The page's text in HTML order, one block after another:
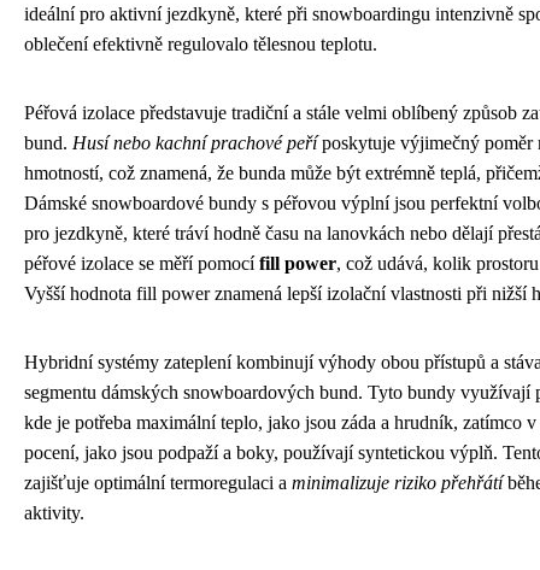
ideální pro aktivní jezdkyně, které při snowboardingu intenzivně
oblečení efektivně regulovalo tělesnou teplotu.
Péřová izolace představuje tradiční a stále velmi oblíbený způsob
bund. Husí nebo kachní prachové peříposkytuje výjimečný poměr
hmotností, což znamená, že bunda může být extrémně teplá,
Dámské snowboardové bundy s péřovou výplní jsou perfektní
pro jezdkyně, které tráví hodně času na lanovkách nebo dělají
péřové izolace se měří pomocífill power, což udává, kolik
Vyšší hodnota fill power znamená lepší izolační vlastnosti při nižší
Hybridní systémy zateplení kombinují výhody obou přístupů a
segmentu dámských snowboardových bund. Tyto bundy využívají
kde je potřeba maximální teplo, jako jsou záda a hrudník, zatímco
pocení, jako jsou podpaží a boky, používají syntetickou výplň.
zajišťuje optimální termoregulaci a minimalizuje riziko přehřátí
aktivity.